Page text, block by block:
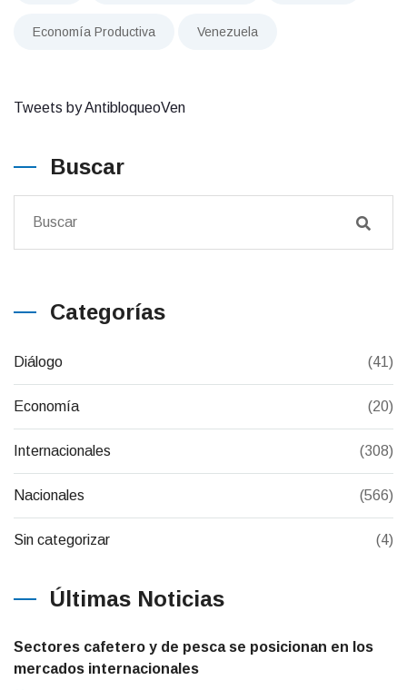
Economía Productiva Venezuela
Tweets by AntibloqueoVen
Buscar
Categorías
Diálogo (41)
Economía (20)
Internacionales (308)
Nacionales (566)
Sin categorizar (4)
Últimas Noticias
Sectores cafetero y de pesca se posicionan en los
mercados internacionales